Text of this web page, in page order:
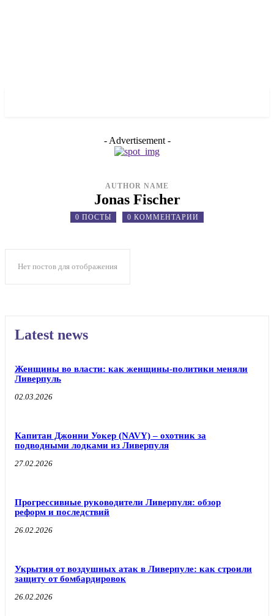
- Advertisement -
AUTHOR NAME
Jonas Fischer
0 ПОСТЫ 0 КОММЕНТАРИИ
Нет постов для отображения
Latest news
Женщины во власти: как женщины-политики меняли
Ливерпуль
02.03.2026
Капитан Джонни Уокер (NAVY) – охотник за
подводными лодками из Ливерпуля
27.02.2026
Прогрессивные руководители Ливерпуля: обзор
реформ и последствий
26.02.2026
Укрытия от воздушных атак в Ливерпуле: как строили
защиту от бомбардировок
26.02.2026